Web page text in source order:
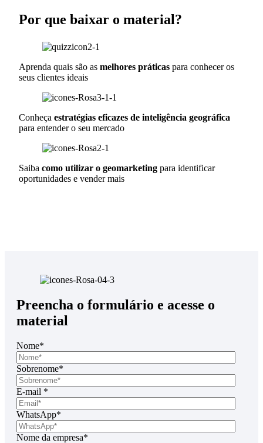
Por que baixar o material?
Aprenda quais são as melhores práticas para conhecer os
seus clientes ideais
Conheça estratégias eficazes de inteligência geográfica
para entender o seu mercado
Saiba como utilizar o geomarketing para identificar
oportunidades e vender mais
Preencha o formulário e acesse o
material
Nome*
Sobrenome*
E-mail *
WhatsApp*
Nome da empresa*